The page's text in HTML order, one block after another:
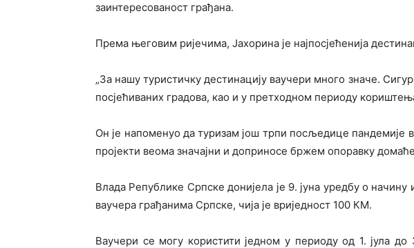
заинтересованост грађана.
Према његовим ријечима, Јахорина је најпосјећенија
„За нашу туристичку дестинацију ваучери много значе.
посјећиваних градова, као и у претходном периоду
Он је напоменуо да туризам још трпи посљедице пандемије
пројекти веома значајни и доприносе бржем опоравку
Влада Републике Српске донијела је 9. јуна уредбу о начину
ваучера грађанима Српске, чија је вриједност 100 КМ.
Ваучери се могу користити једном у периоду од 1. јула